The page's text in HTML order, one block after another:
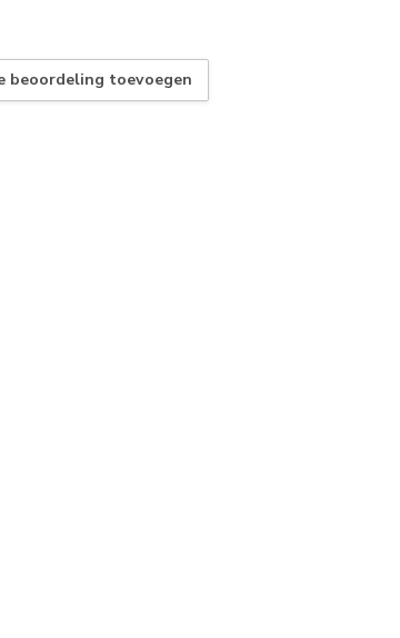
beoordeling toevoegen